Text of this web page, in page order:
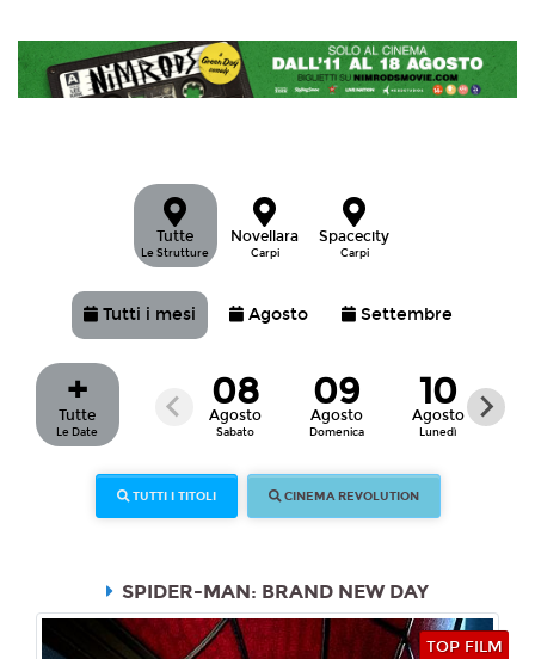
Tutte
Le Strutture
Novellara
Carpi
Spacecity
Carpi
Tutti i mesi Agosto Settembre
+
Tutte
Le Date
08
Agosto
Sabato
09
Agosto
Domenica
10
Agosto
Lunedì
TUTTI I TITOLI CINEMA REVOLUTION
SPIDER-MAN: BRAND NEW DAY
TOP FILM